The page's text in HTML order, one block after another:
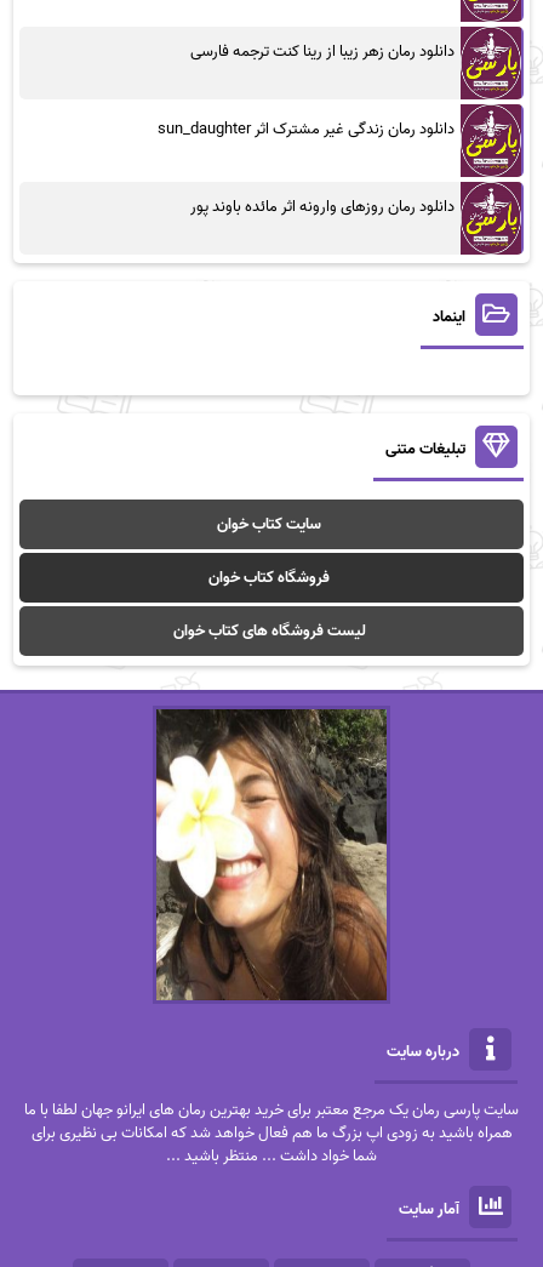
دانلود رمان زهر زیبا از رینا کنت ترجمه فارسی
دانلود رمان زندگی غیر مشترک اثر sun_daughter
دانلود رمان روزهای وارونه اثر مائده باوند پور
اینماد
تبلیغات متنی
سایت کتاب خوان
فروشگاه کتاب خوان
لیست فروشگاه های کتاب خوان
درباره سایت
سایت پارسی رمان یک مرجع معتبر برای خرید بهترین رمان های ایرانو جهان لطفا با ما
همراه باشید به زودی اپ بزرگ ما هم فعال خواهد شد که امکانات بی نظیری برای
شما خواد داشت ... منتظر باشید ...
آمار سایت